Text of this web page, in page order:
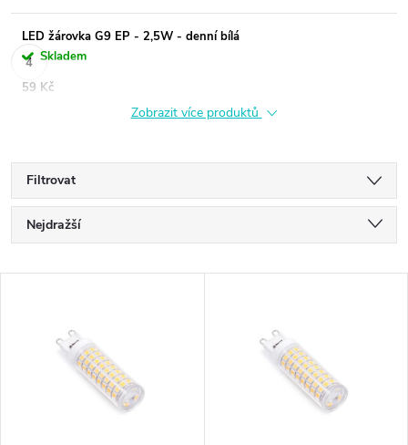
LED žárovka G9 EP - 2,5W - denní bílá
Skladem
59 Kč
Zobrazit více produktů
Filtrovat
Ř
a
Nejdražší
Abecedně